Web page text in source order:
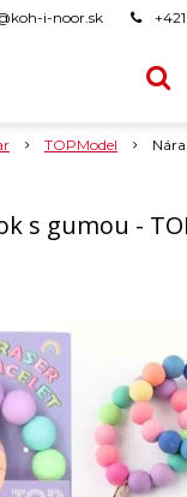
i-noor.sk
TOPModel
s gumou -